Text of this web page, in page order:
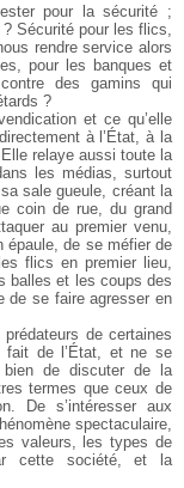
pour la sécurité ;
Sécurité pour les flics,
rendre service alors
pour les banques et
des gamins qui
?
et ce qu’elle
à l’État, à la
relaye aussi toute la
les médias, surtout
sale gueule, créant la
coin de rue, du grand
au premier venu,
épaule, de se méfier de
flics en premier lieu,
balles et les coups des
de se faire agresser en
de certaines
fait de l’État, et ne se
bien de discuter de la
termes que ceux de
De s’intéresser aux
spectaculaire,
valeurs, les types de
cette société, et la